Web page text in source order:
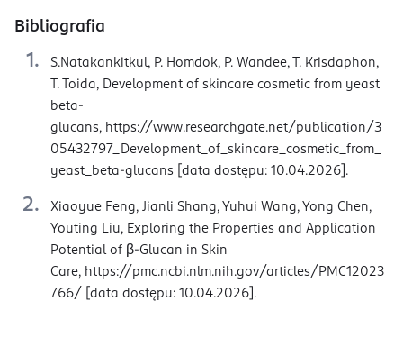
Bibliografia
S.Natakankitkul, P. Homdok, P. Wandee, T. Krisdaphon,
T. Toida, Development of skincare cosmetic from yeast
beta-
glucans, https://www.researchgate.net/publication/3
05432797_Development_of_skincare_cosmetic_from_
yeast_beta-glucans [data dostępu: 10.04.2026].
Xiaoyue Feng, Jianli Shang, Yuhui Wang, Yong Chen,
Youting Liu, Exploring the Properties and Application
Potential of β‐Glucan in Skin
Care, https://pmc.ncbi.nlm.nih.gov/articles/PMC12023
766/ [data dostępu: 10.04.2026].